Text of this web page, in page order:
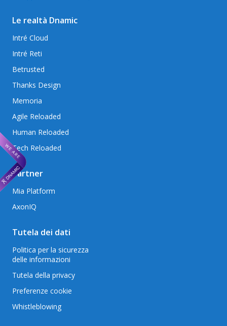
Le realtà Dnamic
Intré Cloud
Intré Reti
Betrusted
Thanks Design
Memoria
Agile Reloaded
Human Reloaded
Tech Reloaded
Partner
Mia Platform
AxonIQ
Tutela dei dati
Politica per la sicurezza
delle informazioni
Tutela della privacy
Preferenze cookie
Whistleblowing